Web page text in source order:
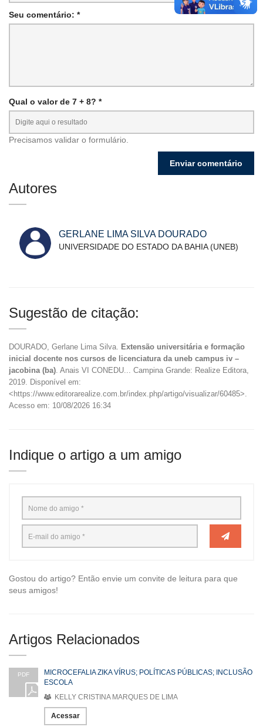
Seu comentário: *
Qual o valor de 7 + 8? *
Precisamos validar o formulário.
Autores
GERLANE LIMA SILVA DOURADO
UNIVERSIDADE DO ESTADO DA BAHIA (UNEB)
Sugestão de citação:
DOURADO, Gerlane Lima Silva. Extensão universitária e formação
inicial docente nos cursos de licenciatura da uneb campus iv –
jacobina (ba). Anais VI CONEDU... Campina Grande: Realize Editora,
2019. Disponível em:
<https://www.editorarealize.com.br/index.php/artigo/visualizar/60485>.
Acesso em: 10/08/2026 16:34
Indique o artigo a um amigo
Gostou do artigo? Então envie um convite de leitura para que
seus amigos!
Artigos Relacionados
PDF
MICROCEFALIA ZIKA VÍRUS; POLÍTICAS PÚBLICAS; INCLUSÃO
ESCOLA
KELLY CRISTINA MARQUES DE LIMA
Acessar